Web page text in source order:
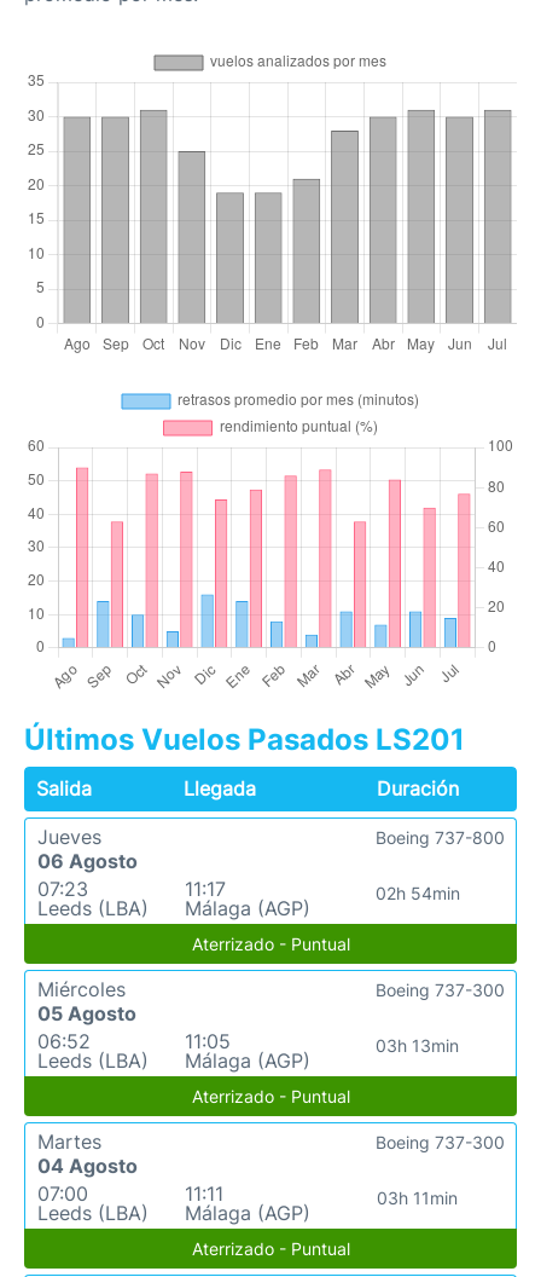
Últimos Vuelos Pasados LS201
Salida Llegada
Duración
Jueves
06 Agosto
07:23
Leeds (LBA)
11:17
Málaga (AGP)
02h 54min
Boeing 737-800
Aterrizado - Puntual
Miércoles
05 Agosto
06:52
Leeds (LBA)
11:05
Málaga (AGP)
03h 13min
Boeing 737-300
Aterrizado - Puntual
Martes
04 Agosto
07:00
Leeds (LBA)
11:11
Málaga (AGP)
03h 11min
Boeing 737-300
Aterrizado - Puntual